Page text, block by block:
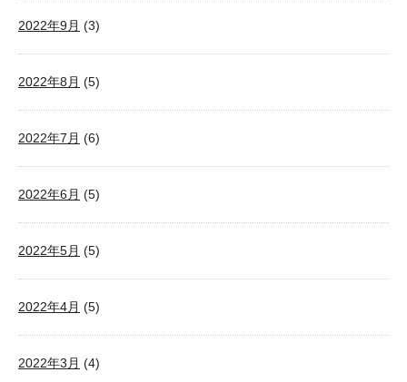
2022年9月 (3)
2022年8月 (5)
2022年7月 (6)
2022年6月 (5)
2022年5月 (5)
2022年4月 (5)
2022年3月 (4)